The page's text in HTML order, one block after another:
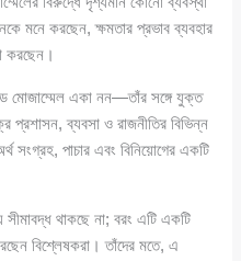
মনে করছেন, ক্ষমতার প্রভাব ব্যবহার
করছেন।
মোজাম্মেল একা নন—তাঁর সঙ্গে যুক্ত
প্রশাসন, ব্যবসা ও রাজনীতির বিভিন্ন
সংগ্রহ, পাচার এবং বিনিয়োগের একটি
থাকছে না; বরং এটি একটি
বিশ্লেষকরা। তাঁদের মতে, এ